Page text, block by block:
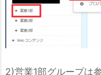
2)営業1部グループは